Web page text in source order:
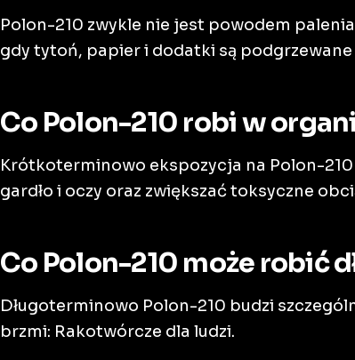
Polon-210 zwykle nie jest powodem
gdy tytoń, papier i dodatki są
Co Polon-210 robi w
Krótkoterminowo ekspozycja na Polon-
gardło i oczy oraz zwiększać toksyczne
Co Polon-210 może robić
Długoterminowo Polon-210 budzi
brzmi: Rakotwórcze dla ludzi.